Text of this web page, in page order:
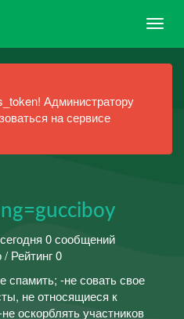
Администратору
на сервисе
0 сообщений
Рейтинг 0
спамить; -не совать свое
не относящиеся к
оскорблять участников